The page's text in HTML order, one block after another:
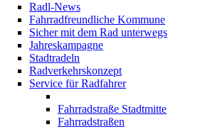
Radl-News
Fahrradfreundliche Kommune
Sicher mit dem Rad unterwegs
Jahreskampagne
Stadtradeln
Radverkehrskonzept
Service für Radfahrer
Fahrradstraße Stadtmitte
Fahrradstraßen